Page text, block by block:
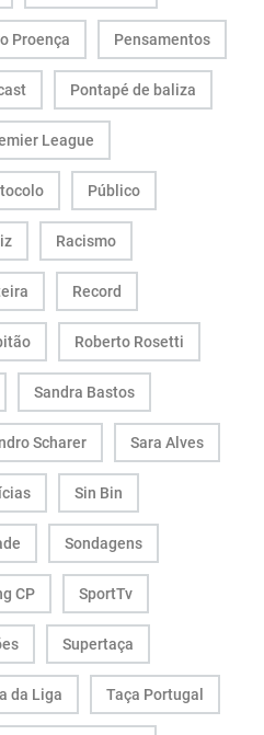
Proença Pensamentos
Pontapé de baliza
League
Público
Racismo
Record
Roberto Rosetti
Sandra Bastos
Scharer Sara Alves
Sin Bin
Sondagens
CP SportTv
Supertaça
da Liga Taça Portugal